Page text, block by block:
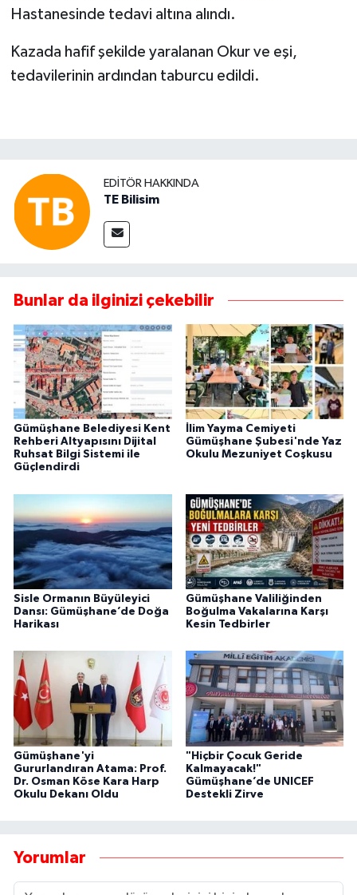
Hastanesinde tedavi altına alındı.
Kazada hafif şekilde yaralanan Okur ve eşi,
tedavilerinin ardından taburcu edildi.
EDITÖR HAKKINDA
TE Bilisim
Bunlar da ilginizi çekebilir
Gümüşhane Belediyesi Kent
Rehberi Altyapısını Dijital
Ruhsat Bilgi Sistemi ile
Güçlendirdi
İlim Yayma Cemiyeti
Gümüşhane Şubesi'nde Yaz
Okulu Mezuniyet Coşkusu
Sisle Ormanın Büyüleyici
Dansı: Gümüşhane’de Doğa
Harikası
Gümüşhane Valiliğinden
Boğulma Vakalarına Karşı
Kesin Tedbirler
Gümüşhane'yi
Gururlandıran Atama: Prof.
Dr. Osman Köse Kara Harp
Okulu Dekanı Oldu
"Hiçbir Çocuk Geride
Kalmayacak!"
Gümüşhane’de UNICEF
Destekli Zirve
Yorumlar